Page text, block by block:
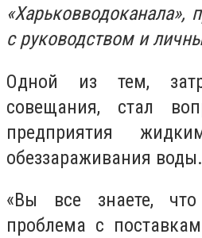
«Харьковводоканала»,
с руководством и
Одной из тем,
совещания, стал
предприятия
обеззараживания воды.
«Вы все знаете,
проблема с